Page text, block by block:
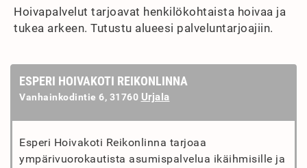
Hoivapalvelut tarjoavat henkilökohtaista hoivaa ja
tukea arkeen. Tutustu alueesi palveluntarjoajiin.
ESPERI HOIVAKOTI REIKONLINNA
Vanhainkodintie 6, 31760 Urjala
Esperi Hoivakoti Reikonlinna tarjoaa
ympärivuorokautista asumispalvelua ikäihmisille ja